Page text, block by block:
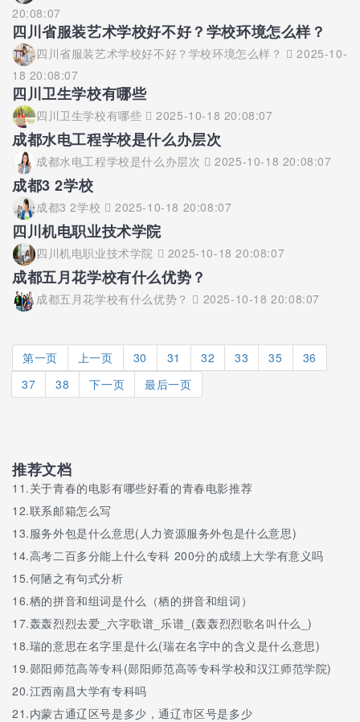
20:08:07
四川省服装艺术学校好不好？学校环境怎么样？
四川省服装艺术学校好不好？学校环境怎么样？
2025-10-
18 20:08:07
四川卫生学校有哪些
四川卫生学校有哪些 2025-10-18 20:08:07
成都水电工程学校是什么办层次
成都水电工程学校是什么办层次 2025-10-18 20:08:07
成都3 2学校
成都3 2学校 2025-10-18 20:08:07
四川机电职业技术学院
四川机电职业技术学院 2025-10-18 20:08:07
成都五月花学校有什么优势？
成都五月花学校有什么优势？ 2025-10-18 20:08:07
第一页 上一页 30 31 32 33 35
36
37
38 下一页 最后一页
推荐文档
11.关于青春的电影有哪些好看的青春电影推荐
12.联系邮箱怎么写
13.服务外包是什么意思(人力资源服务外包是什么意思)
14.高考二百多分能上什么专科 200分的成绩上大学有意义吗
15.何陋之有句式分析
16.栖的拼音和组词是什么（栖的拼音和组词）
17.轰轰烈烈去爱_六字歌谱_乐谱_(轰轰烈烈歌名叫什么_)
18.瑞的意思在名字里是什么(瑞在名字中的含义是什么意思)
19.郧阳师范高等专科(郧阳师范高等专科学校和汉江师范学院)
20.江西南昌大学有专科吗
21.内蒙古通辽区号是多少，通辽市区号是多少